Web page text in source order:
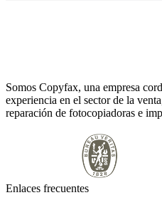
Somos Copyfax, una empresa
experiencia en el sector de la
reparación de fotocopiadoras e
Enlaces frecuentes